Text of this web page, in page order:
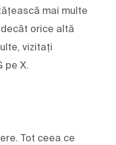
mai multe
orice altă
vizitați
pe X.
Tot ceea ce